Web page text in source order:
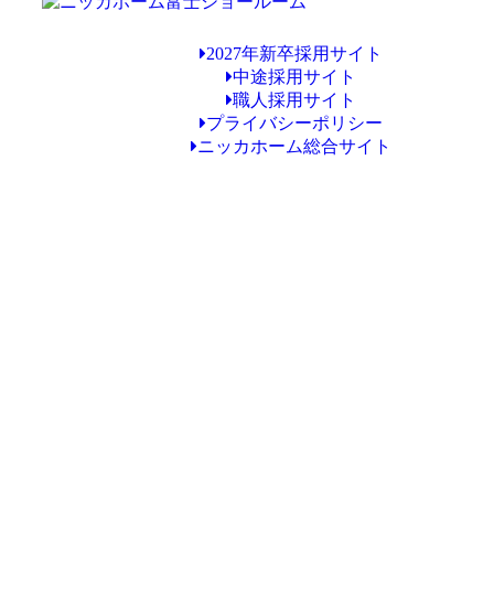
2027年新卒採用サイト
中途採用サイト
職人採用サイト
プライバシーポリシー
ニッカホーム総合サイト